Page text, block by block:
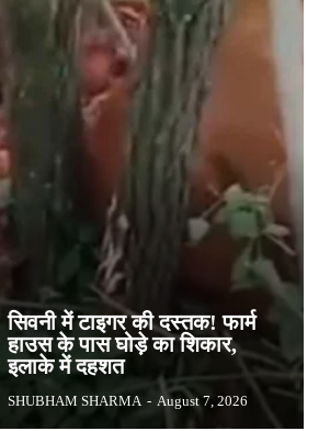
सिवनी में टाइगर की दस्तक! फार्म
हाउस के पास घोड़े का शिकार,
इलाके में दहशत
SHUBHAM SHARMA - August 7, 2026